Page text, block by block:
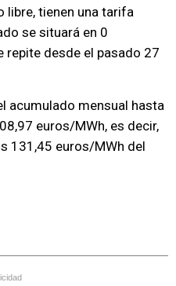
libre, tienen una tarifa
se situará en 0
repite desde el pasado 27
acumulado mensual hasta
euros/MWh, es decir,
131,45 euros/MWh del